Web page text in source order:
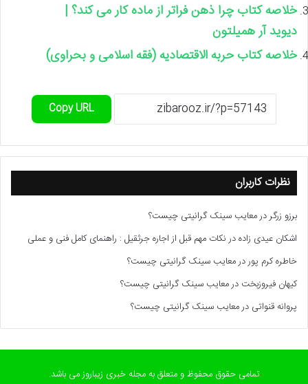
خلاصه کتاب چرا ذهن فراتر از ماده کار می کند؟ |
دیوید آر همیلتون
خلاصه کتاب حربه الاقتصادیه (فقه اسلامی و بحراوی)
Copy URL
نظرات کاربران
برزو زرگردرمعایب سینک گرانیتی چیست؟
اشکان عیدی زادهدرنکات مهم قبل از اجاره جرثقیل : راهنمای کامل فنی و عملی
خاطره کرم پوردرمعایب سینک گرانیتی چیست؟
کیهان فیروزبخت درمعایب سینک گرانیتی چیست؟
پروانه قنواتی درمعایب سینک گرانیتی چیست؟
تمامی حقوق محفوظ و متعلق به مجله خبری زیباروز می باشد.